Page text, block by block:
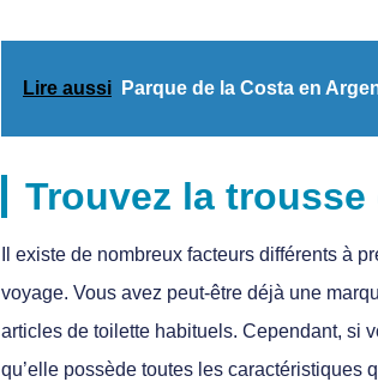
Lire aussi Parque de la Costa en
Trouvez la
Il existe de nombreux facteurs différents à
voyage. Vous avez peut-être déjà une
articles de toilette habituels. Cependant, si
qu’elle possède toutes les caractéristiques